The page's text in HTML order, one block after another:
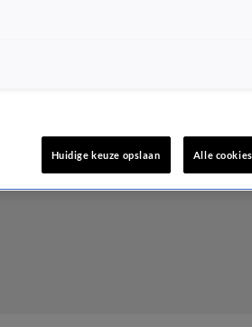
Huidige keuze opslaan Alle